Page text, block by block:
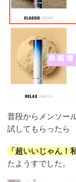
普段からメンソー
試してもらったら
「超いいじゃん！
たようすでした。